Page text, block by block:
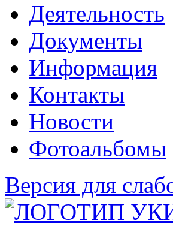
Деятельность
Документы
Информация
Контакты
Новости
Фотоальбомы
Версия для